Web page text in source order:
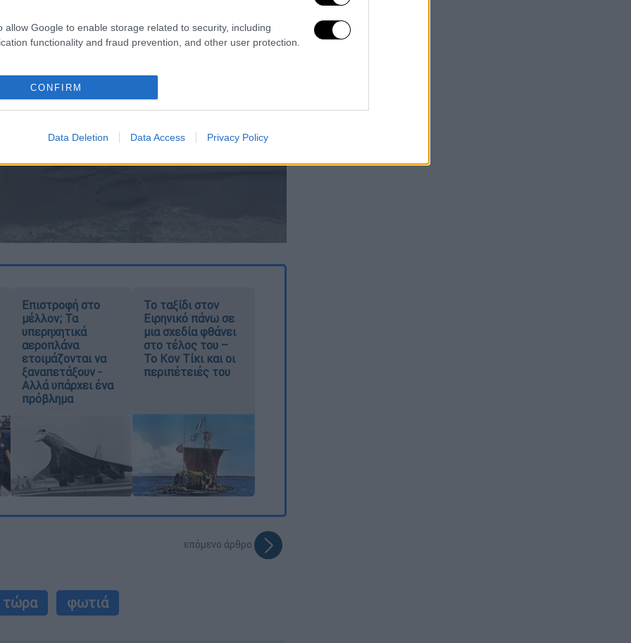
allow Google to enable storage related to security, including
functionality and fraud prevention, and other user protection.
CONFIRM
Data Deletion Data Access Privacy Policy
video
Επιστροφή στο
μέλλον; Τα
υπερηχητικά
αεροπλάνα
ετοιμάζονται να
ξαναπετάξουν -
Αλλά υπάρχει ένα
πρόβλημα
Το ταξίδι στον
Ειρηνικό πάνω σε
μια σχεδία φθάνει
στο τέλος του –
Το Κον Τίκι και οι
περιπέτειές του
επόμενο άρθρο
τώρα φωτιά